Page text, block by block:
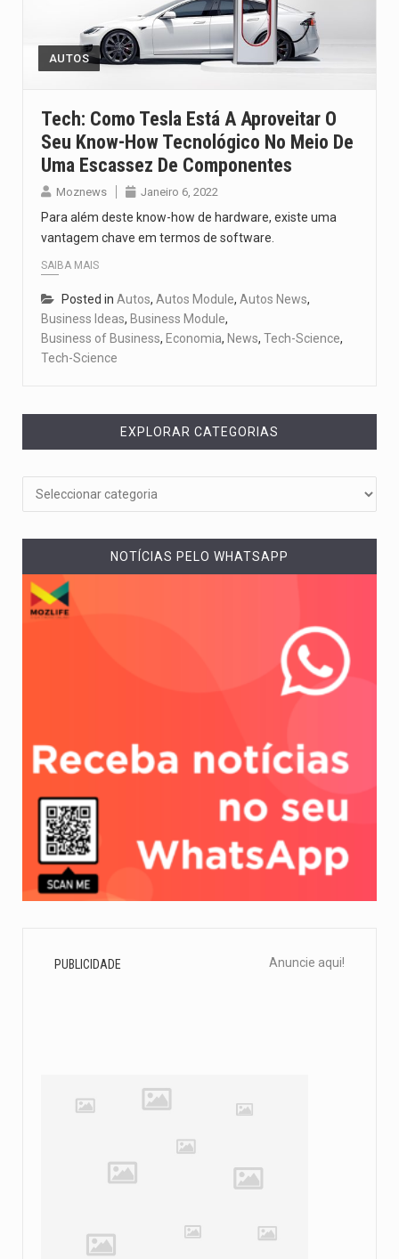
O programa, cuja implementação está prevista entre abril de 2026…
O Departamento de Estado norte-americano confirmou que cidadãos dos Estados…
AUTOS
Tech: Como Tesla Está A Aproveitar O
Seu Know-How Tecnológico No Meio De
Uma Escassez De Componentes
Moznews Janeiro 6, 2022
Para além deste know-how de hardware, existe uma
vantagem chave em termos de software.
SAIBA MAIS
Posted in Autos, Autos Module, Autos News,
Business Ideas, Business Module,
Business of Business, Economia, News, Tech-Science,
Tech-Science
EXPLORAR CATEGORIAS
NOTÍCIAS PELO WHATSAPP
PUBLICIDADE Anuncie aqui!